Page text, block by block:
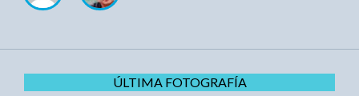
ÚLTIMA FOTOGRAFÍA